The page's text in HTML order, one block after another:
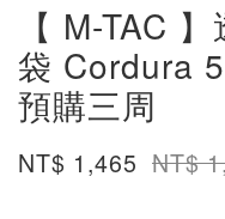
【 M-TAC
袋 Cordura
預購三周
NT$ 1,465 NT$